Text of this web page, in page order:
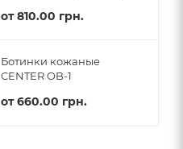
от810.00 грн.
Ботинки кожаные
CENTER OB-1
от660.00 грн.